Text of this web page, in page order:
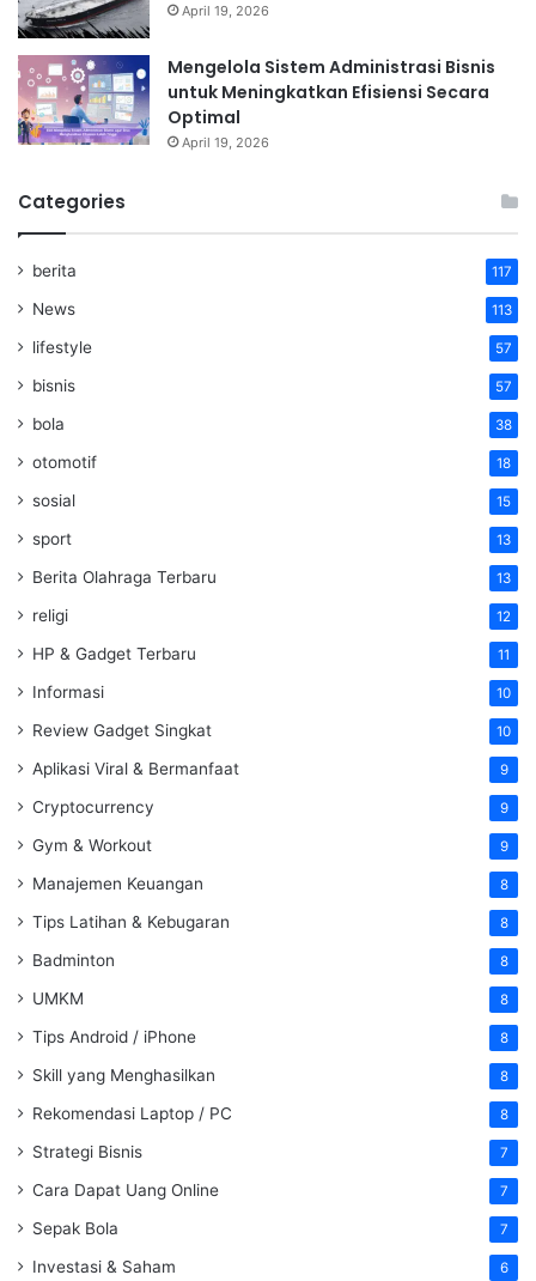
April 19, 2026
Mengelola Sistem Administrasi Bisnis
untuk Meningkatkan Efisiensi Secara
Optimal
April 19, 2026
Categories
berita 117
News 113
lifestyle 57
bisnis 57
bola 38
otomotif 18
sosial 15
sport 13
Berita Olahraga Terbaru 13
religi 12
HP & Gadget Terbaru 11
Informasi 10
Review Gadget Singkat 10
Aplikasi Viral & Bermanfaat 9
Cryptocurrency 9
Gym & Workout 9
Manajemen Keuangan 8
Tips Latihan & Kebugaran 8
Badminton 8
UMKM 8
Tips Android / iPhone 8
Skill yang Menghasilkan 8
Rekomendasi Laptop / PC 8
Strategi Bisnis 7
Cara Dapat Uang Online 7
Sepak Bola 7
Investasi & Saham 6